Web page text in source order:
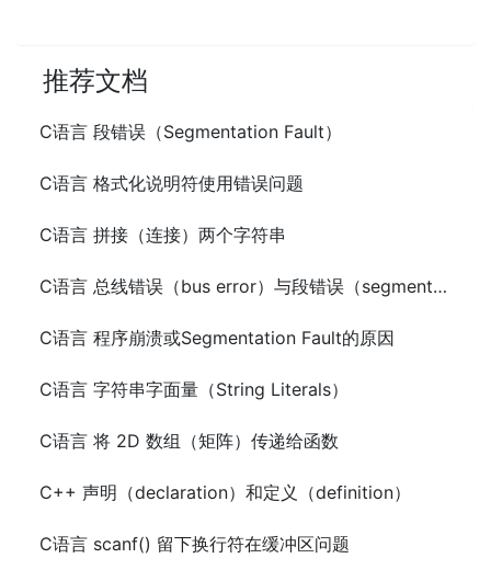
推荐文档
C语言 段错误（Segmentation Fault）
C语言 格式化说明符使用错误问题
C语言 拼接（连接）两个字符串
C语言 总线错误（bus error）与段错误（segmentation fault）
C语言 程序崩溃或Segmentation Fault的原因
C语言 字符串字面量（String Literals）
C语言 将 2D 数组（矩阵）传递给函数
C++ 声明（declaration）和定义（definition）
C语言 scanf() 留下换行符在缓冲区问题